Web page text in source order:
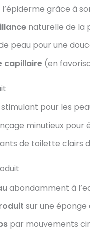
l’épiderme grâce à
naturelle de la
peau pour une
capillaire (en
pour les
minutieux pour
de toilette clairs
abondamment à
sur une
par mouvements